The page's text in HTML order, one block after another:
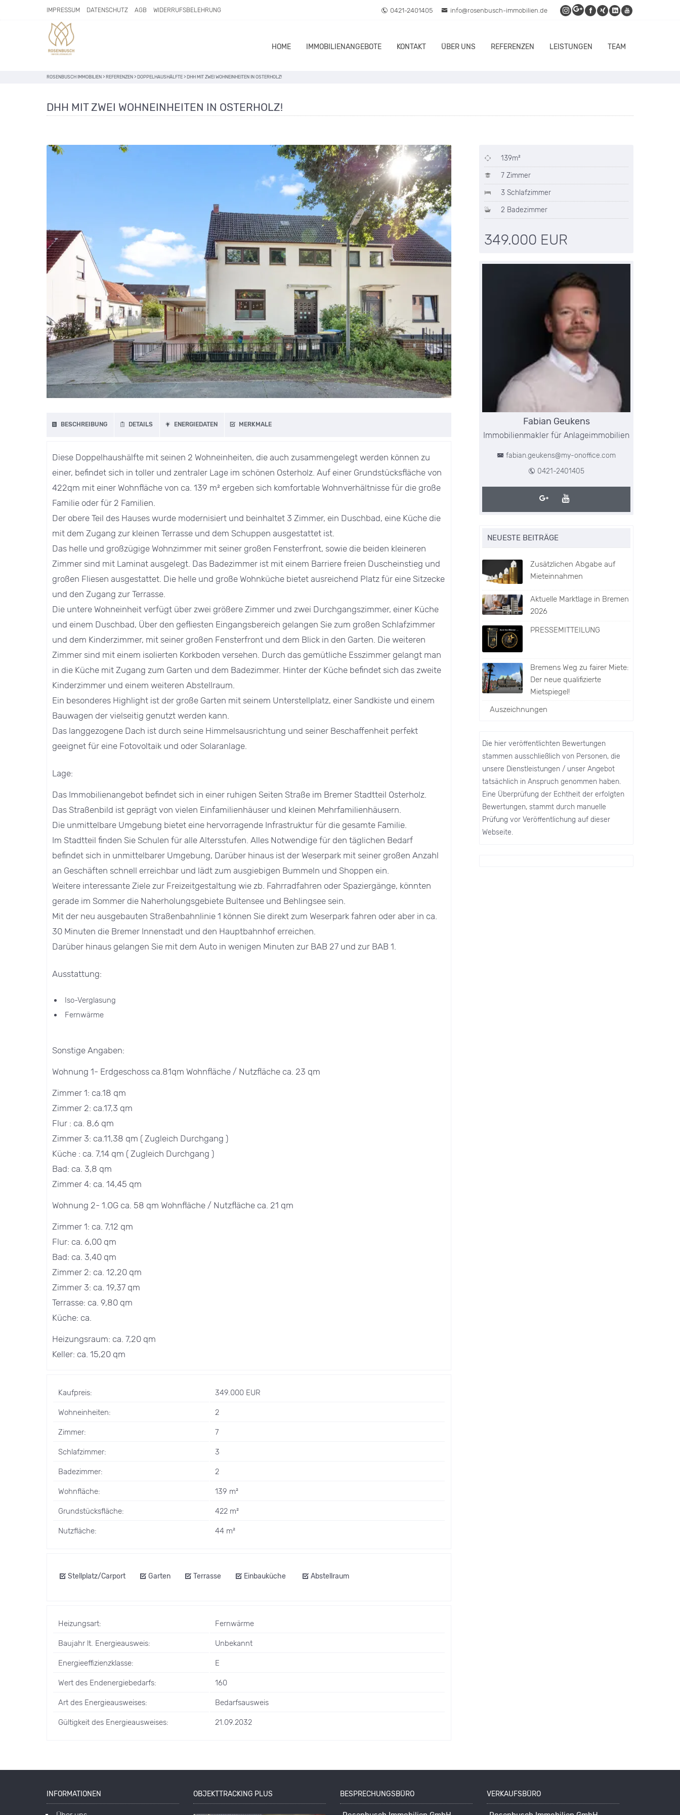
IMPRESSUM DATENSCHUTZ AGB WIDERRUFSBELEHRUNG 0421-2401405 info@rosenbusch-immobilien.de
HOME IMMOBILIENANGEBOTE KONTAKT ÜBER UNS REFERENZEN LEISTUNGEN TEAM
ROSENBUSCH IMMOBILIEN > REFERENZEN > DOPPELHAUSHÄLFTE > DHH MIT ZWEI WOHNEINHEITEN IN OSTERHOLZ!
DHH MIT ZWEI WOHNEINHEITEN IN OSTERHOLZ!
BESCHREIBUNG DETAILS ENERGIEDATEN MERKMALE
Diese Doppelhaushälfte mit seinen 2 Wohneinheiten, die auch zusammengelegt werden können zu
einer, befindet sich in toller und zentraler Lage im schönen Osterholz. Auf einer Grundstücksfläche von
422qm mit einer Wohnfläche von ca. 139 m² ergeben sich komfortable Wohnverhältnisse für die große
Familie oder für 2 Familien.
Der obere Teil des Hauses wurde modernisiert und beinhaltet 3 Zimmer, ein Duschbad, eine Küche die
mit dem Zugang zur kleinen Terrasse und dem Schuppen ausgestattet ist.
Das helle und großzügige Wohnzimmer mit seiner großen Fensterfront, sowie die beiden kleineren
Zimmer sind mit Laminat ausgelegt. Das Badezimmer ist mit einem Barriere freien Duscheinstieg und
großen Fliesen ausgestattet. Die helle und große Wohnküche bietet ausreichend Platz für eine Sitzecke
und den Zugang zur Terrasse.
Die untere Wohneinheit verfügt über zwei größere Zimmer und zwei Durchgangszimmer, einer Küche
und einem Duschbad, Über den gefliesten Eingangsbereich gelangen Sie zum großen Schlafzimmer
und dem Kinderzimmer, mit seiner großen Fensterfront und dem Blick in den Garten. Die weiteren
Zimmer sind mit einem isolierten Korkboden versehen. Durch das gemütliche Esszimmer gelangt man
in die Küche mit Zugang zum Garten und dem Badezimmer. Hinter der Küche befindet sich das zweite
Kinderzimmer und einem weiteren Abstellraum.
Ein besonderes Highlight ist der große Garten mit seinem Unterstellplatz, einer Sandkiste und einem
Bauwagen der vielseitig genutzt werden kann.
Das langgezogene Dach ist durch seine Himmelsausrichtung und seiner Beschaffenheit perfekt
geeignet für eine Fotovoltaik und oder Solaranlage.
Lage:
Das Immobilienangebot befindet sich in einer ruhigen Seiten Straße im Bremer Stadtteil Osterholz.
Das Straßenbild ist geprägt von vielen Einfamilienhäuser und kleinen Mehrfamilienhäusern.
Die unmittelbare Umgebung bietet eine hervorragende Infrastruktur für die gesamte Familie.
Im Stadtteil finden Sie Schulen für alle Altersstufen. Alles Notwendige für den täglichen Bedarf
befindet sich in unmittelbarer Umgebung, Darüber hinaus ist der Weserpark mit seiner großen Anzahl
an Geschäften schnell erreichbar und lädt zum ausgiebigen Bummeln und Shoppen ein.
Weitere interessante Ziele zur Freizeitgestaltung wie zb. Fahrradfahren oder Spaziergänge, könnten
gerade im Sommer die Naherholungsgebiete Bultensee und Behlingsee sein.
Mit der neu ausgebauten Straßenbahnlinie 1 können Sie direkt zum Weserpark fahren oder aber in ca.
30 Minuten die Bremer Innenstadt und den Hauptbahnhof erreichen.
Darüber hinaus gelangen Sie mit dem Auto in wenigen Minuten zur BAB 27 und zur BAB 1.
Ausstattung:
Iso-Verglasung
Fernwärme
Sonstige Angaben:
Wohnung 1- Erdgeschoss ca.81qm Wohnfläche / Nutzfläche ca. 23 qm
Zimmer 1: ca.18 qm
Zimmer 2: ca.17,3 qm
Flur : ca. 8,6 qm
Zimmer 3: ca.11,38 qm ( Zugleich Durchgang )
Küche : ca. 7,14 qm ( Zugleich Durchgang )
Bad: ca. 3,8 qm
Zimmer 4: ca. 14,45 qm
Wohnung 2- 1.OG ca. 58 qm Wohnfläche / Nutzfläche ca. 21 qm
Zimmer 1: ca. 7,12 qm
Flur: ca. 6,00 qm
Bad: ca. 3,40 qm
Zimmer 2: ca. 12,20 qm
Zimmer 3: ca. 19,37 qm
Terrasse: ca. 9,80 qm
Küche: ca.
Heizungsraum: ca. 7,20 qm
Keller: ca. 15,20 qm
Kaufpreis: 349.000 EUR
Wohneinheiten: 2
Zimmer: 7
Schlafzimmer: 3
Badezimmer: 2
Wohnfläche: 139 m²
Grundstücksfläche: 422 m²
Nutzfläche: 44 m²
Stellplatz/Carport Garten Terrasse Einbauküche Abstellraum
Heizungsart: Fernwärme
Baujahr lt. Energieausweis: Unbekannt
Energieeffizienzklasse: E
Wert des Endenergiebedarfs: 160
Art des Energieausweises: Bedarfsausweis
Gültigkeit des Energieausweises: 21.09.2032
139m²
7 Zimmer
3 Schlafzimmer
2 Badezimmer
349.000 EUR
Fabian Geukens
Immobilienmakler für Anlageimmobilien
fabian.geukens@my-onoffice.com
0421-2401405
NEUESTE BEITRÄGE
Zusätzlichen Abgabe auf
Mieteinnahmen
Aktuelle Marktlage in Bremen
2026
PRESSEMITTEILUNG
Bremens Weg zu fairer Miete:
Der neue qualifizierte
Mietspiegel!
Auszeichnungen
Die hier veröffentlichten Bewertungen
stammen ausschließlich von Personen, die
unsere Dienstleistungen / unser Angebot
tatsächlich in Anspruch genommen haben.
Eine Überprüfung der Echtheit der erfolgten
Bewertungen, stammt durch manuelle
Prüfung vor Veröffentlichung auf dieser
Webseite.
INFORMATIONEN OBJEKTTRACKING PLUS BESPRECHUNGSBÜRO VERKAUFSBÜRO